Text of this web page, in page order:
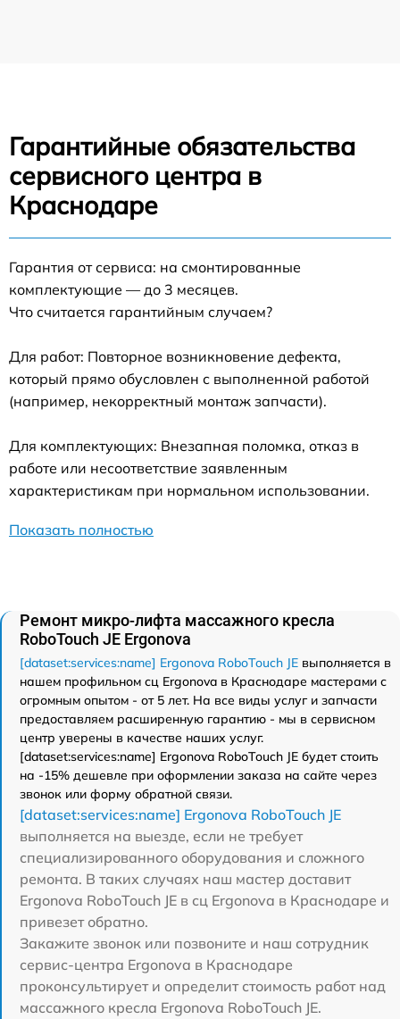
Гарантийные обязательства
сервисного центра в
Краснодаре
Гарантия от сервиса: на смонтированные
комплектующие — до 3 месяцев.
Что считается гарантийным случаем?
Для работ: Повторное возникновение дефекта,
который прямо обусловлен с выполненной работой
(например, некорректный монтаж запчасти).
Для комплектующих: Внезапная поломка, отказ в
работе или несоответствие заявленным
характеристикам при нормальном использовании.
Показать полностью
Ремонт микро-лифта массажного кресла
RoboTouch JE Ergonova
[dataset:services:name] Ergonova RoboTouch JE выполняется в
нашем профильном сц Ergonova в Краснодаре мастерами с
огромным опытом - от 5 лет. На все виды услуг и запчасти
предоставляем расширенную гарантию - мы в сервисном
центр уверены в качестве наших услуг.
[dataset:services:name] Ergonova RoboTouch JE будет стоить
на -15% дешевле при оформлении заказа на сайте через
звонок или форму обратной связи.
[dataset:services:name] Ergonova RoboTouch JE
выполняется на выезде, если не требует
специализированного оборудования и сложного
ремонта. В таких случаях наш мастер доставит
Ergonova RoboTouch JE в сц Ergonova в Краснодаре и
привезет обратно.
Закажите звонок или позвоните и наш сотрудник
сервис-центра Ergonova в Краснодаре
проконсультирует и определит стоимость работ над
массажного кресла Ergonova RoboTouch JE.